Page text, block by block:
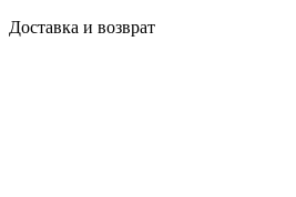
Доставка и возврат